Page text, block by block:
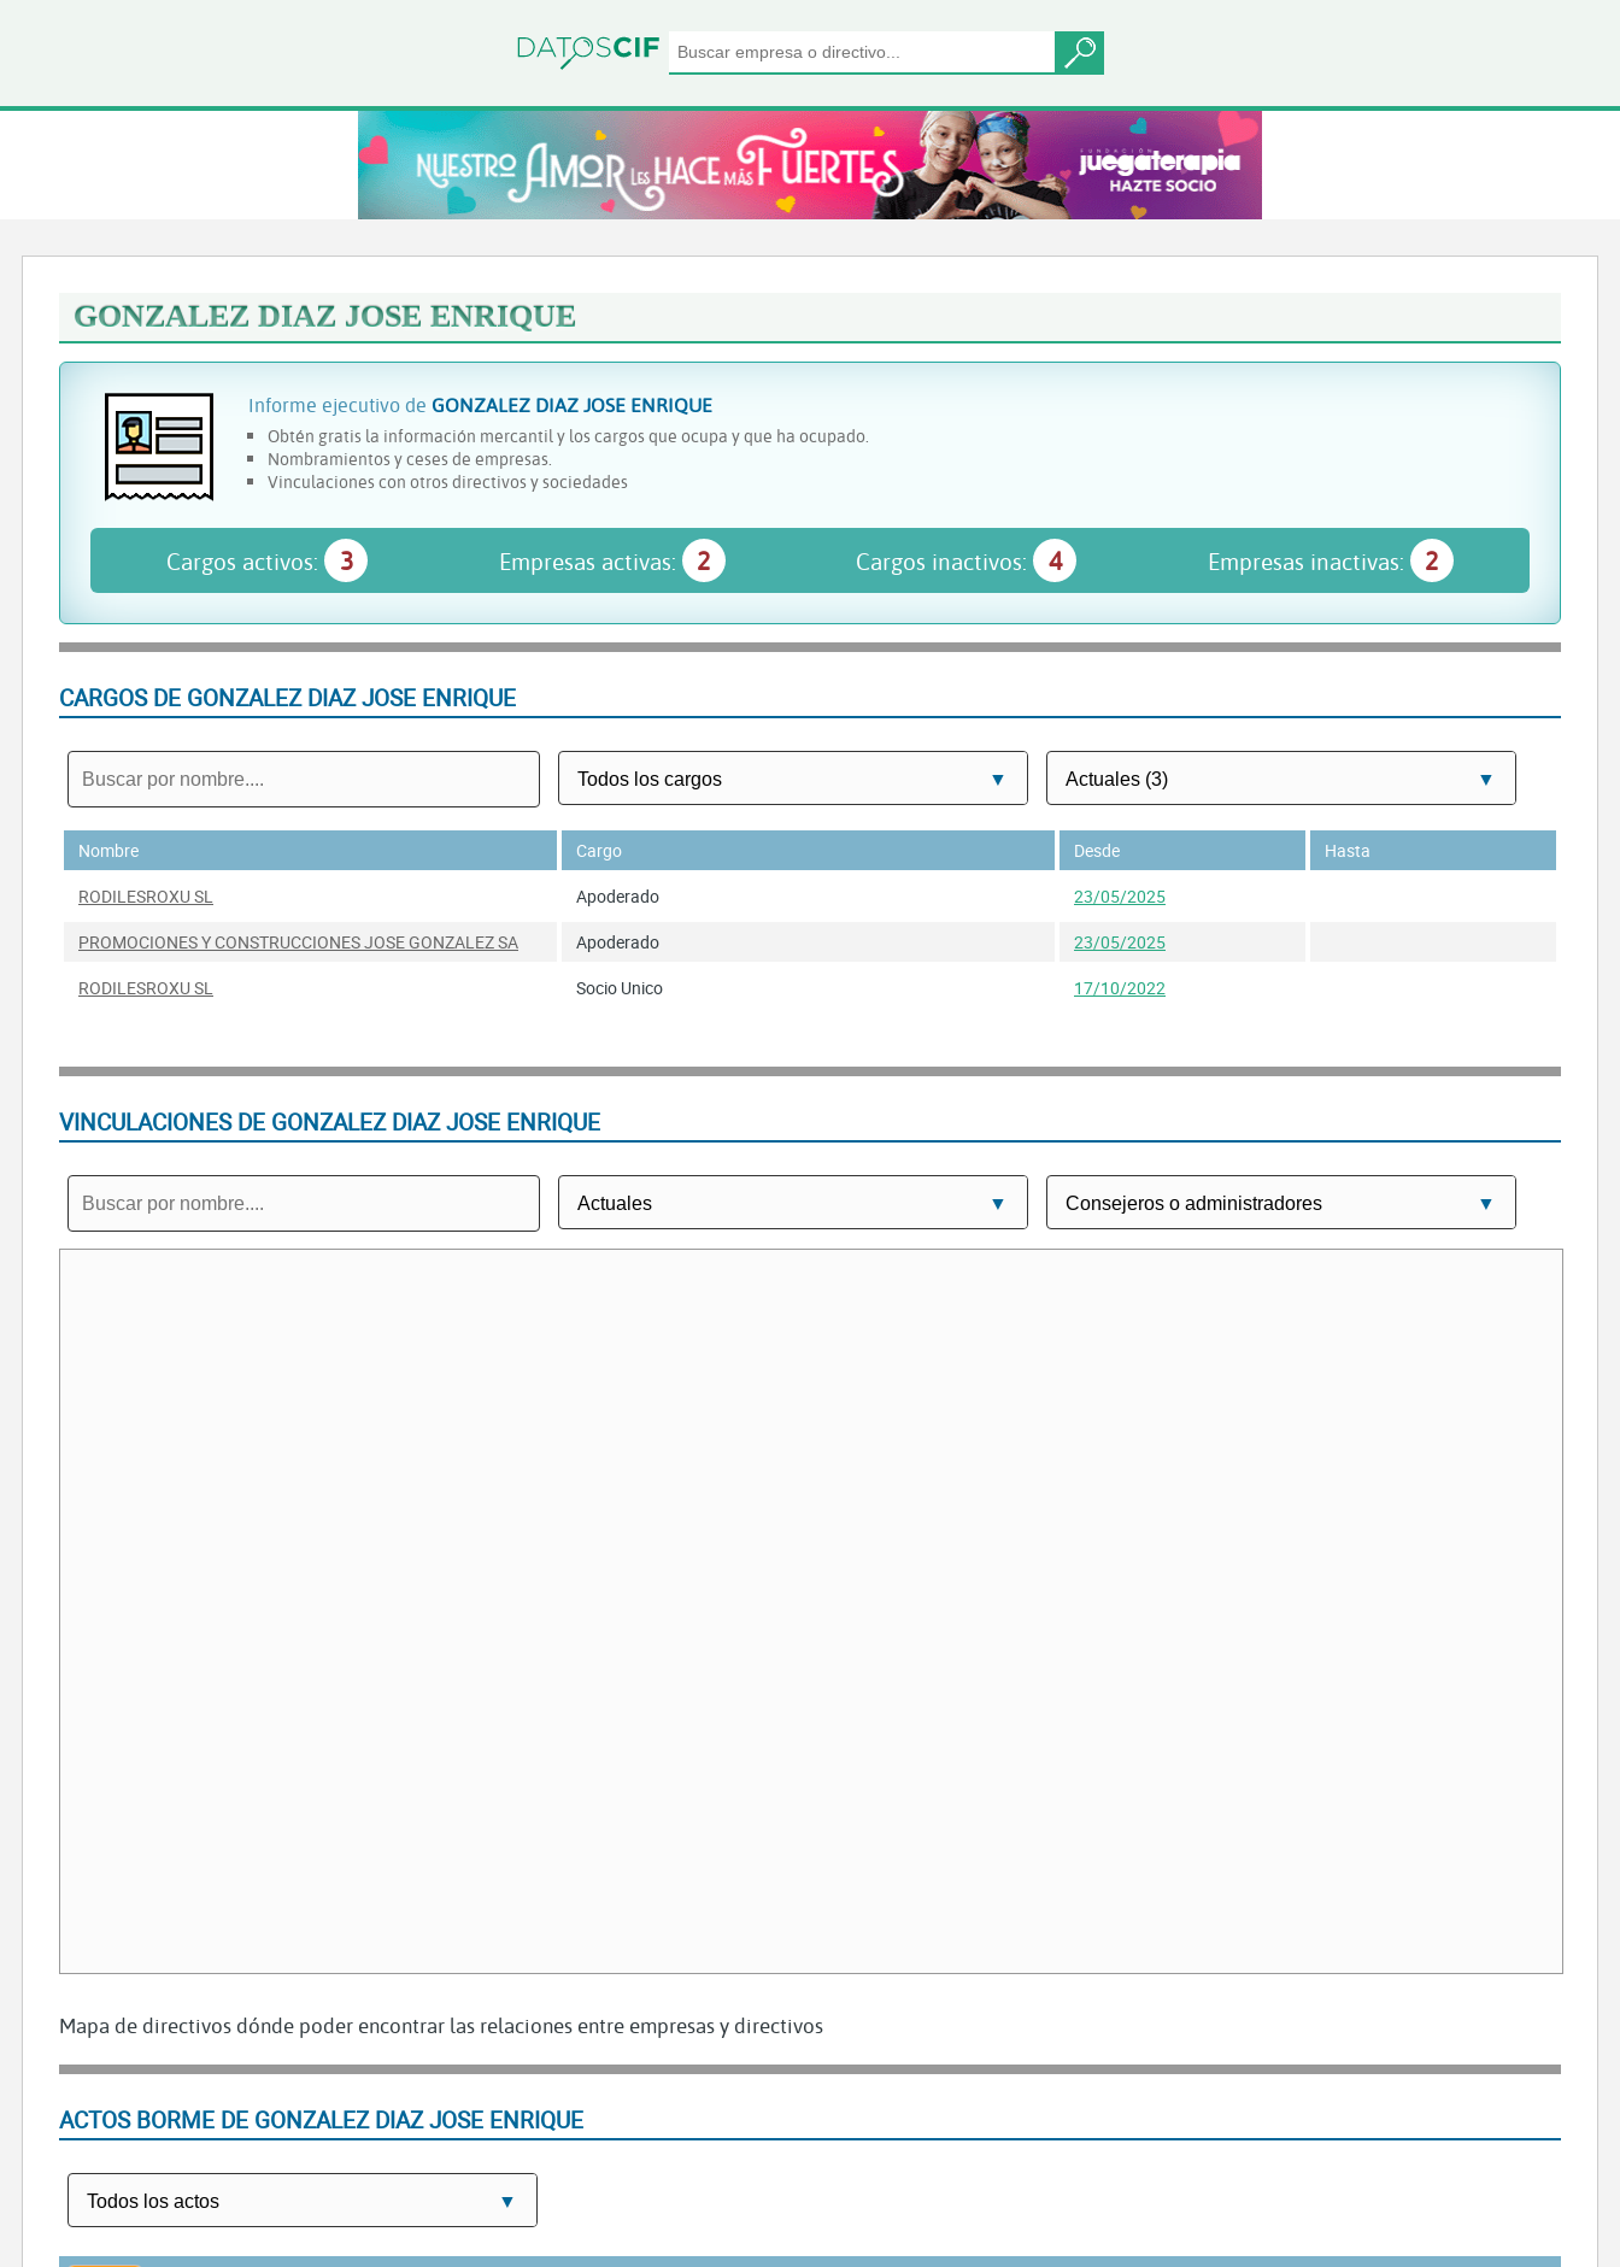
GONZALEZ DIAZ JOSE ENRIQUE
Informe ejecutivo de GONZALEZ DIAZ JOSE ENRIQUE
Obtén gratis la información mercantil y los cargos que ocupa y que ha ocupado.
Nombramientos y ceses de empresas.
Vinculaciones con otros directivos y sociedades
Cargos activos: 3 Empresas activas: 2 Cargos inactivos: 4 Empresas inactivas: 2
CARGOS DE GONZALEZ DIAZ JOSE ENRIQUE
Nombre Cargo Desde
Hasta
RODILESROXU SL
Apoderado
23/05/2025
PROMOCIONES Y CONSTRUCCIONES JOSE GONZALEZ SA
Apoderado
23/05/2025
RODILESROXU SL
Socio Unico 17/10/2022
VINCULACIONES DE GONZALEZ DIAZ JOSE ENRIQUE
Mapa de directivos dónde poder encontrar las relaciones entre empresas y directivos
ACTOS BORME DE GONZALEZ DIAZ JOSE ENRIQUE